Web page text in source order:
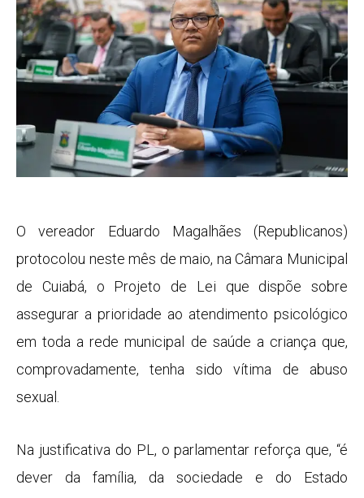
O vereador Eduardo Magalhães (Republicanos)
protocolou neste mês de maio, na Câmara Municipal
de Cuiabá, o Projeto de Lei que dispõe sobre
assegurar a prioridade ao atendimento psicológico
em toda a rede municipal de saúde a criança que,
comprovadamente, tenha sido vítima de abuso
sexual.
Na justificativa do PL, o parlamentar reforça que, “é
dever da família, da sociedade e do Estado